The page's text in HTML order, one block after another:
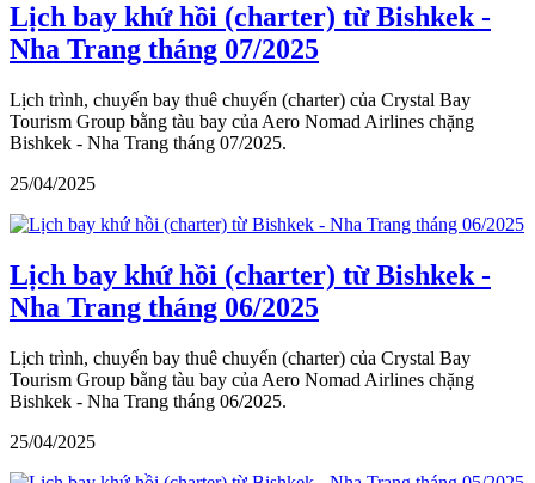
Lịch bay khứ hồi (charter) từ Bishkek -
Nha Trang tháng 07/2025
Lịch trình, chuyến bay thuê chuyến (charter) của Crystal Bay
Tourism Group bằng tàu bay của Aero Nomad Airlines chặng
Bishkek - Nha Trang tháng 07/2025.
25/04/2025
Lịch bay khứ hồi (charter) từ Bishkek -
Nha Trang tháng 06/2025
Lịch trình, chuyến bay thuê chuyến (charter) của Crystal Bay
Tourism Group bằng tàu bay của Aero Nomad Airlines chặng
Bishkek - Nha Trang tháng 06/2025.
25/04/2025